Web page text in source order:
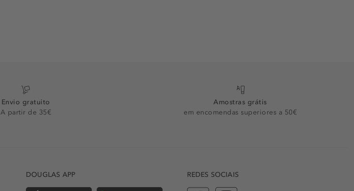
Envio gratuito
A partir de 35€
Amostras grátis
em encomendas superiores a 50€
DOUGLAS APP REDES SOCIAIS